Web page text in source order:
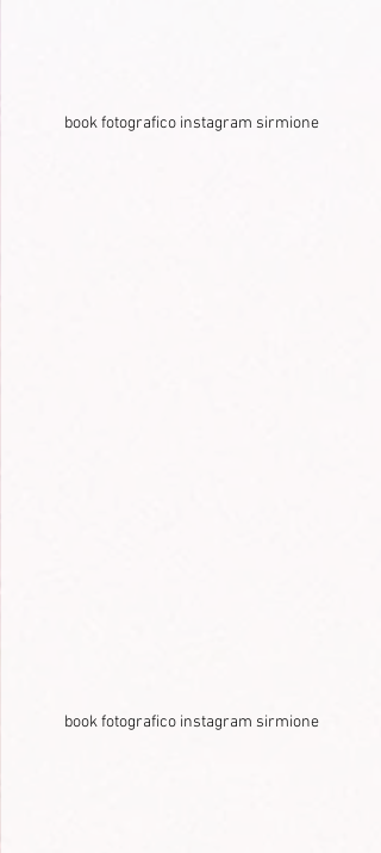
book fotografico instagram sirmione
book fotografico instagram sirmione